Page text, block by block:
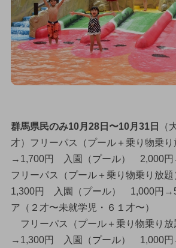
群馬県民のみ10月28日〜10月31日
（
才）フリーパス（プール＋乗り物乗
→1,700円 入園（プール） 2,000
フリーパス（プール＋乗り物乗り
1,300円 入園（プール） 1,000円
ア（２才〜未就学児・６１才〜）
フリーパス（プール＋乗り物乗り
→1,300円 入園（プール） 1,000円